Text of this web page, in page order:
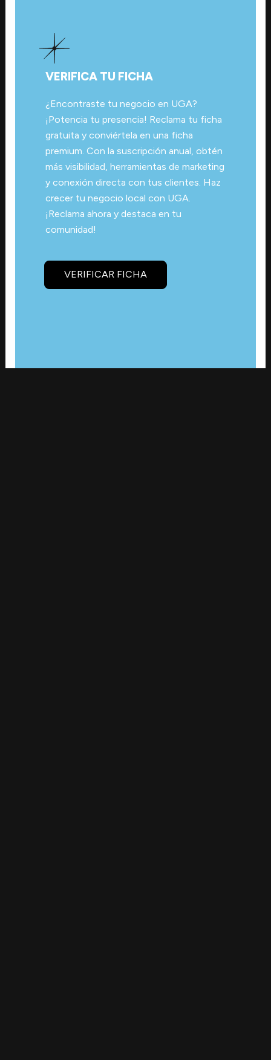
VERIFICA TU FICHA
¿Encontraste tu negocio en UGA?
¡Potencia tu presencia! Reclama tu ficha
gratuita y conviértela en una ficha
premium. Con la suscripción anual, obtén
más visibilidad, herramientas de marketing
y conexión directa con tus clientes. Haz
crecer tu negocio local con UGA.
¡Reclama ahora y destaca en tu
comunidad!
VERIFICAR FICHA